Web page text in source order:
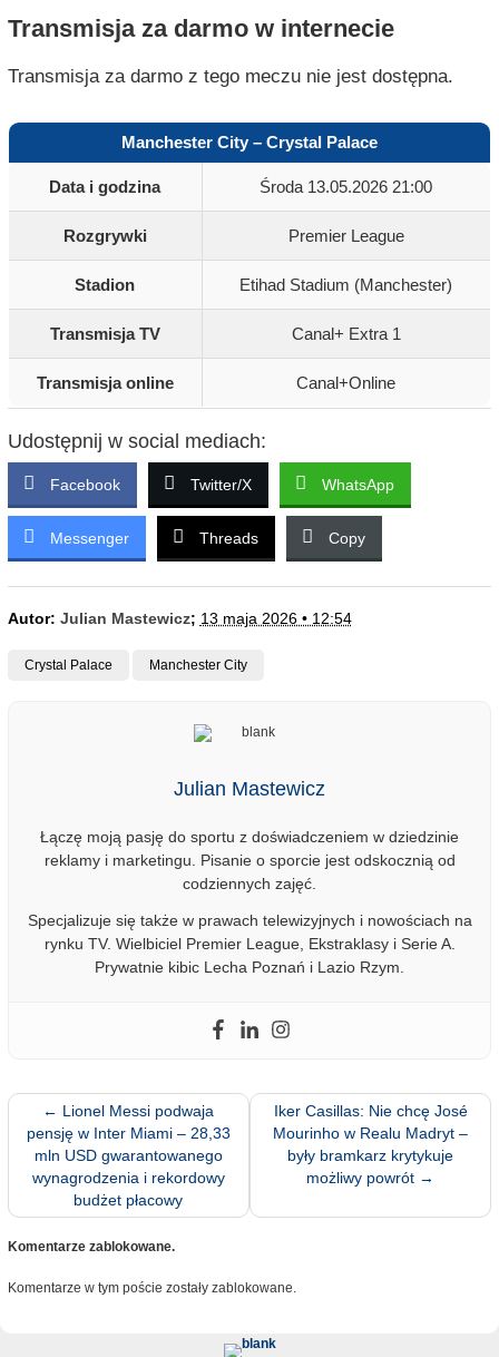
Transmisja za darmo w internecie
Transmisja za darmo z tego meczu nie jest dostępna.
Manchester City – Crystal Palace
Data i godzina Środa 13.05.2026 21:00
Rozgrywki Premier League
Stadion Etihad Stadium (Manchester)
Transmisja TV Canal+ Extra 1
Transmisja online Canal+Online
Udostępnij w social mediach:
Facebook Twitter/X WhatsApp
Messenger Threads Copy
Autor: Julian Mastewicz; 13 maja 2026 • 12:54
Crystal Palace Manchester City
Julian Mastewicz
Łączę moją pasję do sportu z doświadczeniem w dziedzinie
reklamy i marketingu. Pisanie o sporcie jest odskocznią od
codziennych zajęć.
Specjalizuje się także w prawach telewizyjnych i nowościach na
rynku TV. Wielbiciel Premier League, Ekstraklasy i Serie A.
Prywatnie kibic Lecha Poznań i Lazio Rzym.
← Lionel Messi podwaja
pensję w Inter Miami – 28,33
mln USD gwarantowanego
wynagrodzenia i rekordowy
budżet płacowy
Iker Casillas: Nie chcę José
Mourinho w Realu Madryt –
były bramkarz krytykuje
możliwy powrót →
Komentarze zablokowane.
Komentarze w tym poście zostały zablokowane.